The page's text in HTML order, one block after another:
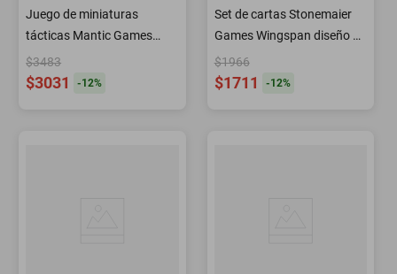
Juego de miniaturas
tácticas Mantic Games
Halo: Flashpoint
$3483
$3031 -12%
Set de cartas Stonemaier
Games Wingspan diseño de
aves promoción de aves
$1966
$1711 -12%